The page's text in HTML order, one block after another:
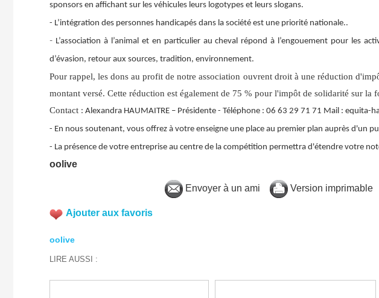
sponsors en affichant sur les véhicules leurs logotypes et leurs slogans.
- L’intégration des personnes handicapés dans la société est une priorité nationale..
- L’association à l’animal et en particulier au cheval répond à l’engouement pour les
d’évasion, retour aux sources, tradition, environnement.
Pour rappel, les dons au profit de notre association ouvrent droit à une réduction
montant versé. Cette réduction est également de 75 % pour l'impôt de solidarité sur la
Contact : Alexandra HAUMAITRE – Présidente - Téléphone : 06 63 29 71 71 Mail : equita-
- En nous soutenant, vous offrez à votre enseigne une place au premier plan auprès d'un
- La présence de votre entreprise au centre de la compétition permettra d'étendre votre
oolive
Envoyer à un ami Version imprimable
Ajouter aux favoris
oolive
LIRE AUSSI :